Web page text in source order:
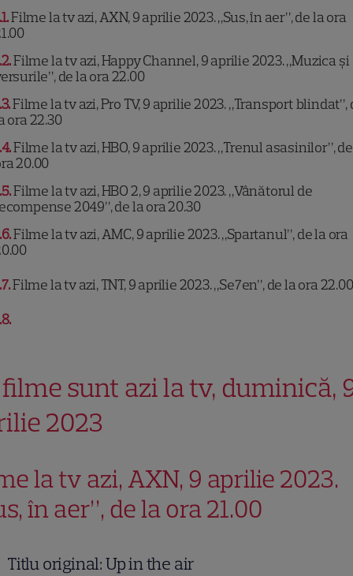
Filme la tv azi, AXN, 9 aprilie 2023. „Sus, în aer”, de la ora
Filme la tv azi, Happy Channel, 9 aprilie 2023. „Muzica și
de la ora 22.00
Filme la tv azi, Pro TV, 9 aprilie 2023. „Transport blindat”,
ora 22.30
Filme la tv azi, HBO, 9 aprilie 2023. „Trenul asasinilor”,
20.00
Filme la tv azi, HBO 2, 9 aprilie 2023. „Vânătorul de
2049”, de la ora 20.30
Filme la tv azi, AMC, 9 aprilie 2023. „Spartanul”, de la ora
Filme la tv azi, TNT, 9 aprilie 2023. „Se7en”, de la ora 22.00
filme sunt azi la tv, duminică,
2023
la tv azi, AXN, 9 aprilie 2023.
în aer”, de la ora 21.00
Titlu original: Up in the air